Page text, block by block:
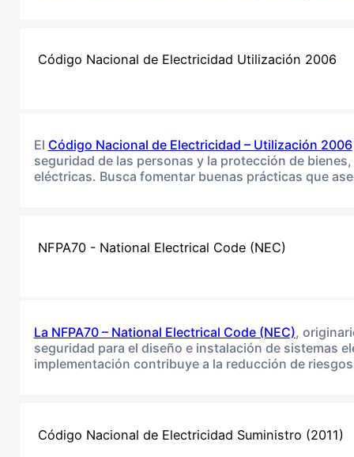
Código Nacional de Electricidad Utilización 2006
El Código Nacional de Electricidad – Utilización 2006
seguridad de las personas y la protección de
eléctricas. Busca fomentar buenas prácticas que
NFPA70 - National Electrical Code (NEC)
La NFPA70 – National Electrical Code (NEC),
seguridad para el diseño e instalación de sistemas
implementación contribuye a la reducción de
Código Nacional de Electricidad Suministro (2011)